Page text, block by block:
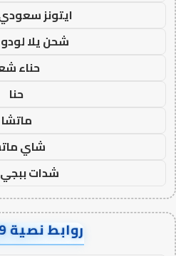
ايتونز
شحن يلا
حناء
حنا
ماتشا
شاي
شدات ببجي
روابط نصية AA32539